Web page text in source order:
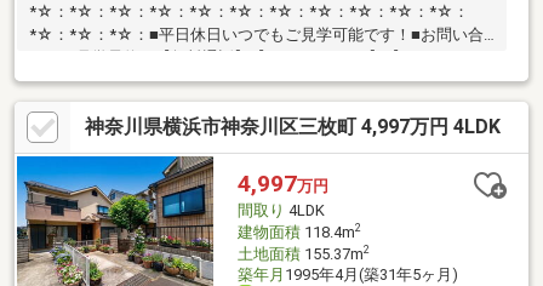
*☆：*☆：*☆：*☆：*☆：*☆：*☆：*☆：*☆：*☆：*☆：
*☆：*☆：*☆：■平日休日いつでもご見学可能です！■お問い合
わせ、見学予約は【無料通話】【0800-603-2880】【センチュリー
21ゲットハウス】まで！*☆：*☆：*☆：*☆：*☆：*☆：*☆：
*☆：*☆：*☆：*☆：*☆：*☆：*☆：
神奈川県横浜市神奈川区三枚町 4,997万円 4LDK
4,997万円
間取り 4LDK
建物面積118.4m2
土地面積155.37m2
築年月 1995年4月(築31年5ヶ月)